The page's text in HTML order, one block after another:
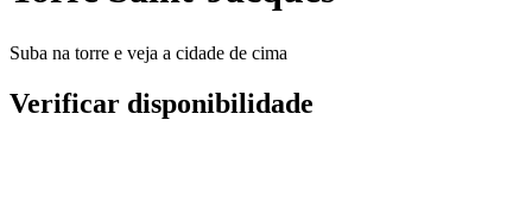
Suba na torre e veja a cidade de cima
Verificar disponibilidade